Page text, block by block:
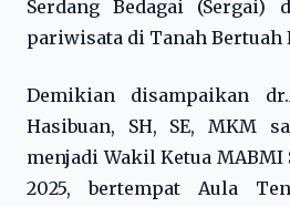
Serdang Bedagai (Sergai)
pariwisata di Tanah Bertuah
Demikian disampaikan
Hasibuan, SH, SE, MKM
menjadi Wakil Ketua MABMI
2025, bertempat Aula